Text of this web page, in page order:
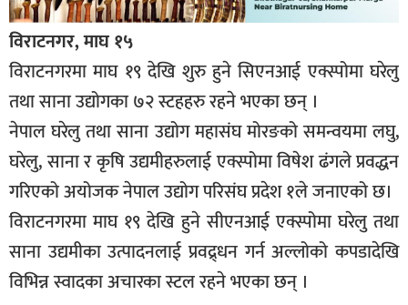
विराटनगर, माघ १५
विराटनगरमा माघ १९ देखि शुरु हुने सिएनआई एक्स्पोमा घरेलु
तथा साना उद्योगका ७२ स्टहहरु रहने भएका छन् ।
नेपाल घरेलु तथा साना उद्योग महासंघ मोरङको समन्वयमा लघु,
घरेलु, साना र कृषि उद्यमीहरुलाई एक्स्पोमा विषेश ढंगले प्रवद्धन
गरिएको अयोजक नेपाल उद्योग परिसंघ प्रदेश १ले जनाएको छ।
विराटनगरमा माघ १९ देखि हुने सीएनआई एक्स्पोमा घरेलु तथा
साना उद्यमीका उत्पादनलाई प्रवद्र्धन गर्न अल्लोको कपडादेखि
विभिन्न स्वादका अचारका स्टल रहने भएका छन् ।